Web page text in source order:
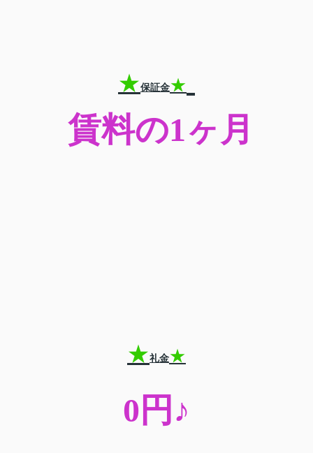
★保証金★
賃料の1ヶ月
★礼金★
0 円♪